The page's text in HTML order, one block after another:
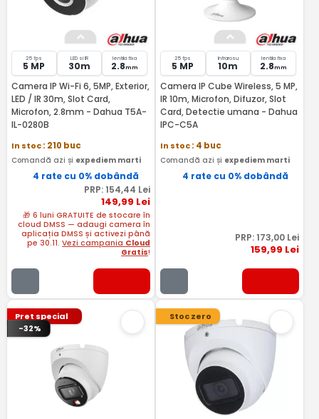
25 fps
5 MP
LED si IR
30m
lentila fixa
2.8mm
Camera IP Wi-Fi 6, 5MP, Exterior,
LED / IR 30m, Slot Card,
Microfon, 2.8mm - Dahua T5A-
IL-0280B
In stoc: 210 buc
Comandă azi și expediem marti
4 rate cu 0% dobândă
PRP: 154,44 Lei
149,99 Lei
🎁 6 luni GRATUITE de stocare în
cloud DMSS — adaugi camera în
aplicația DMSS și activezi până
pe 30.11. Vezi campania Cloud
Gratis!
25 fps
5 MP
Infrarosu
10m
lentila fixa
2.8mm
Camera IP Cube Wireless, 5 MP,
IR 10m, Microfon, Difuzor, Slot
Card, Detectie umana - Dahua
IPC-C5A
In stoc: 4 buc
Comandă azi și expediem marti
4 rate cu 0% dobândă
PRP: 173,00 Lei
159,99 Lei
Pret special
-32%
Stoc zero